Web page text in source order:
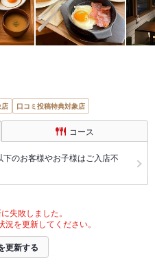
店 口コミ投稿特典対象店
コース
のお客様やお子様はご入店不
失敗しました。
を更新してください。
更新する